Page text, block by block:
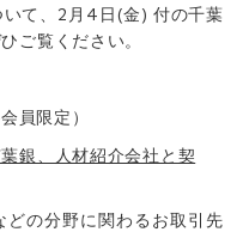
て、2月4日(金) 付の千葉
ご覧ください。
員限定）
銀、人材紹介会社と契
の分野に関わるお取引先